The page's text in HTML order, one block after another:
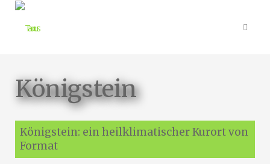
Königstein
Königstein: ein heilklimatischer Kurort von
Format